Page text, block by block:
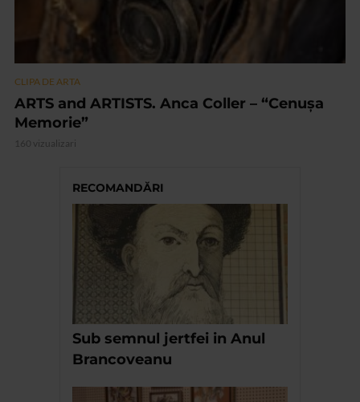
CLIPA DE ARTA
ARTS and ARTISTS. Anca Coller – “Cenușa
Memorie”
160 vizualizari
RECOMANDĂRI
Sub semnul jertfei in Anul
Brancoveanu